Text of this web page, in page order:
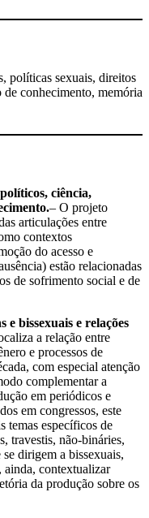
políticas sexuais, direitos
conhecimento, memória
ciência,
– O projeto
articulações entre
contextos
do acesso e
estão relacionadas
de sofrimento social e de
e bissexuais e relações
a relação entre
e processos de
com especial atenção
complementar a
em periódicos e
em congressos, este
temas específicos de
travestis, não-bináries,
dirigem a bissexuais,
ainda, contextualizar
da produção sobre os